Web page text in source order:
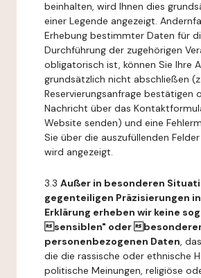
beinhalten, wird Ihnen dies
einer Legende angezeigt.
Erhebung bestimmter Daten für
Durchführung der zugehörigen
obligatorisch ist, können Sie Ihre
grundsätzlich nicht abschließen
Reservierungsanfrage bestätigen
Nachricht über das
Website senden) und eine
Sie über die auszufüllenden
wird angezeigt.
3.3 Außer in besonderen
gegenteiligen Präzisierungen
Erklärung erheben wir keine
sensiblen" oder
personenbezogenen Daten,
die die rassische oder ethnische
politische Meinungen, religiöse